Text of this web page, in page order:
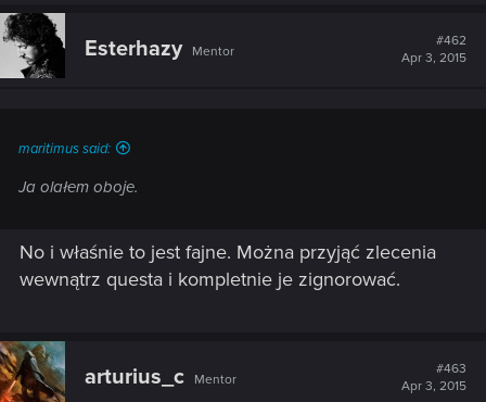
Esterhazy Mentor
#462
Apr 3, 2015
maritimus said:
Ja olałem oboje.
No i właśnie to jest fajne. Można przyjąć zlecenia
wewnątrz questa i kompletnie je zignorować.
arturius_c Mentor
#463
Apr 3, 2015